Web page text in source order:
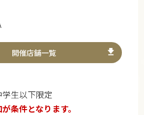
開催店舗一覧
生以下限定
条件となります。